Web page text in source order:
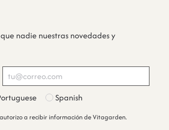
nadie nuestras novedades y
Spanish
a recibir información de Vitagarden.